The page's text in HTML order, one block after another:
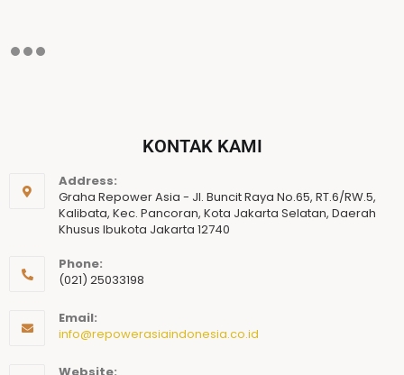
KONTAK KAMI
Address:
Graha Repower Asia - Jl. Buncit Raya No.65, RT.6/RW.5,
Kalibata, Kec. Pancoran, Kota Jakarta Selatan, Daerah
Khusus Ibukota Jakarta 12740
Phone:
(021) 25033198
Email:
info@repowerasiaindonesia.co.id
Website: